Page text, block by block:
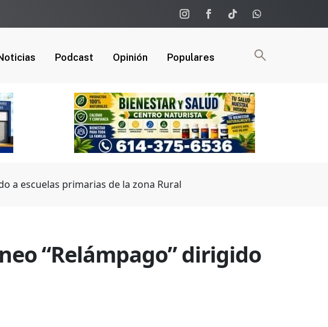
Podcast Opinión Populares
a escuelas primarias de la zona Rural
“Relámpago” dirigido